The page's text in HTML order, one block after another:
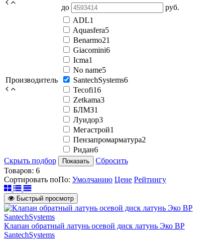
до руб.
Производитель
ADL1
Aquasfera5
Benarmo21
Giacomini6
Icma1
No name5
SantechSystems6
Tecofi16
Zetkama3
БЛМЗ1
Луидор3
Мегастрой1
Пензапромарматура2
Ридан6
Скрыть подбор
Показать
Сбросить
Товаров: 6
Сортировать поПо: Умолчанию Цене Рейтингу
Быстрый просмотр
Клапан обратный латунь осевой диск латунь Эко ВР
SantechSystems